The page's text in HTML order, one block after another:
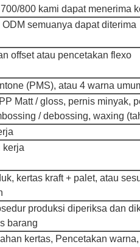
800 kami dapat menerima
ODM semuanya dapat diterima
offset atau pencetakan flexo
(PMS), atau 4 warna
Matt / gloss, pernis minyak,
/ debossing, waxing
kerja
kertas kraft + palet, atau
produksi diperiksa dan
barang
kertas, Pencetakan